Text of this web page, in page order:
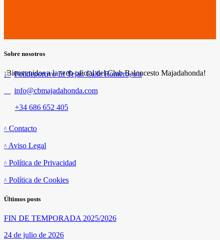
Sobre nosotros
¡Bienvenidos a la web oficial del Club Baloncesto Majadahonda!
Polideportivo El Tejar. Calle Romero, s/n
info@cbmajadahonda.com
+34 686 652 405
Contacto
Aviso Legal
Política de Privacidad
Política de Cookies
Últimos posts
FIN DE TEMPORADA 2025/2026
24 de julio de 2026